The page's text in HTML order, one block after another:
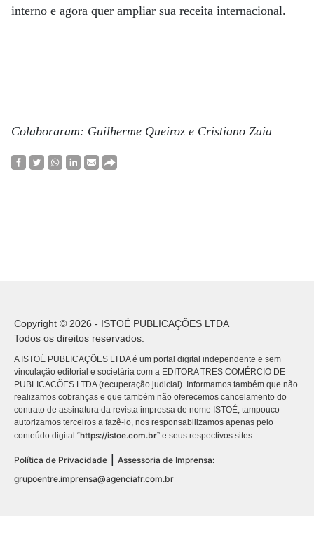
interno e agora quer ampliar sua receita internacional.
Colaboraram: Guilherme Queiroz e Cristiano Zaia
Copyright © 2026 - ISTOÉ PUBLICAÇÕES LTDA
Todos os direitos reservados.
A ISTOÉ PUBLICAÇÕES LTDA é um portal digital independente e sem
vinculação editorial e societária com a EDITORA TRES COMÉRCIO DE
PUBLICACÕES LTDA (recuperação judicial). Informamos também que não
realizamos cobranças e que também não oferecemos cancelamento do
contrato de assinatura da revista impressa de nome ISTOÉ, tampouco
autorizamos terceiros a fazê-lo, nos responsabilizamos apenas pelo
conteúdo digital “https://istoe.com.br” e seus respectivos sites.
Política de Privacidade | Assessoria de Imprensa:
grupoentre.imprensa@agenciafr.com.br